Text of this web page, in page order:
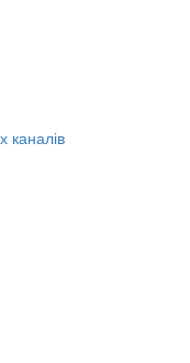
каналів